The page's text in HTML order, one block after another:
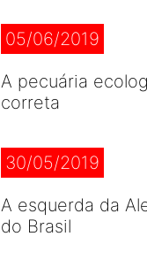
05/06/2019
A pecuária
correta
30/05/2019
A esquerda da
do Brasil